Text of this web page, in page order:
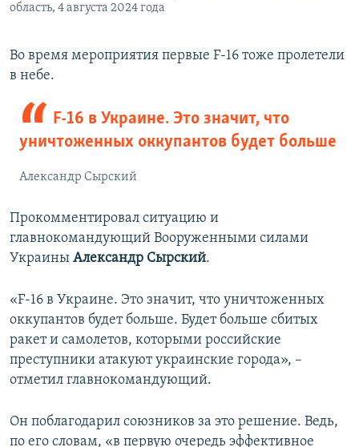
область, 4 августа 2024 года
Во время мероприятия первые F-16 тоже пролетели
в небе.
F-16 в Украине. Это значит, что
уничтоженных оккупантов будет больше
Александр Сырский
Прокомментировал ситуацию и
главнокомандующий Вооруженными силами
Украины Александр Сырский.
«F-16 в Украине. Это значит, что уничтоженных
оккупантов будет больше. Будет больше сбитых
ракет и самолетов, которыми российские
преступники атакуют украинские города», –
отметил главнокомандующий.
Он поблагодарил союзников за это решение. Ведь,
по его словам, «в первую очередь эффективное